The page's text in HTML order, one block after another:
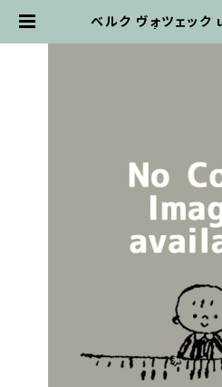
ベルク ヴォツェッ